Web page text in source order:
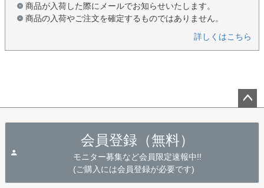
商品が入荷した際にメールでお知らせいたします。
商品の入荷やご注文を確定するものではありません。
詳しくはこちら
会員登録（無料）
モニター募集など会員限定速報中!!
(ご購入には会員登録が必要です)